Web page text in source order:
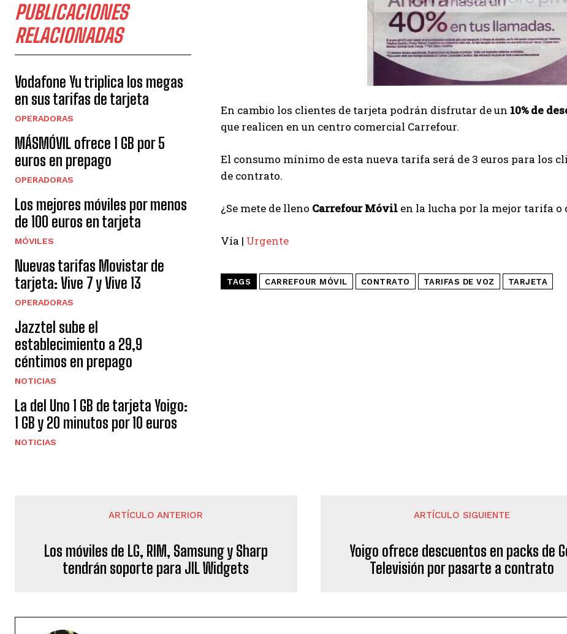
PUBLICACIONES
RELACIONADAS
Vodafone Yu triplica los megas
en sus tarifas de tarjeta
OPERADORAS
MÁSMÓVIL ofrece 1 GB por 5
euros en prepago
OPERADORAS
Los mejores móviles por menos
de 100 euros en tarjeta
MÓVILES
Nuevas tarifas Movistar de
tarjeta: Vive 7 y Vive 13
OPERADORAS
Jazztel sube el
establecimiento a 29,9
céntimos en prepago
NOTICIAS
La del Uno 1 GB de tarjeta Yoigo:
1 GB y 20 minutos por 10 euros
NOTICIAS
En cambio los clientes de tarjeta podrán disfrutar de un 10% de
que realicen en un centro comercial Carrefour.
El consumo mínimo de esta nueva tarifa será de 3 euros para los
de contrato.
¿Se mete de lleno Carrefour Móvil en la lucha por la mejor tarifa o
Vía | Urgente
TAGS CARREFOUR MÓVIL CONTRATO TARIFAS DE VOZ TARJETA
ARTÍCULO ANTERIOR
Los móviles de LG, RIM, Samsung y Sharp
tendrán soporte para JIL Widgets
ARTÍCULO SIGUIENTE
Yoigo ofrece descuentos en packs de
Televisión por pasarte a contrato